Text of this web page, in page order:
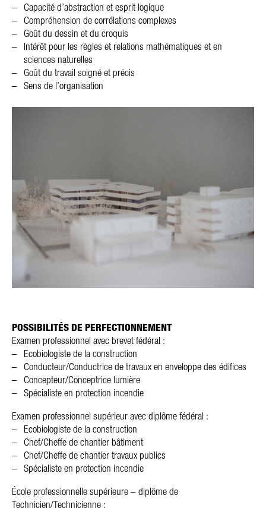
Capacité d’abstraction et esprit logique
Compréhension de corrélations complexes
Goût du dessin et du croquis
Intérêt pour les règles et relations mathématiques et en
sciences naturelles
Goût du travail soigné et précis
Sens de l’organisation
POSSIBILITÉS DE PERFECTIONNEMENT
Examen professionnel avec brevet fédéral :
Ecobiologiste de la construction
Conducteur/Conductrice de travaux en enveloppe des édifices
Concepteur/Conceptrice lumière
Spécialiste en protection incendie
Examen professionnel supérieur avec diplôme fédéral :
Ecobiologiste de la construction
Chef/Cheffe de chantier bâtiment
Chef/Cheffe de chantier travaux publics
Spécialiste en protection incendie
École professionnelle supérieure – diplôme de
Technicien/Technicienne :